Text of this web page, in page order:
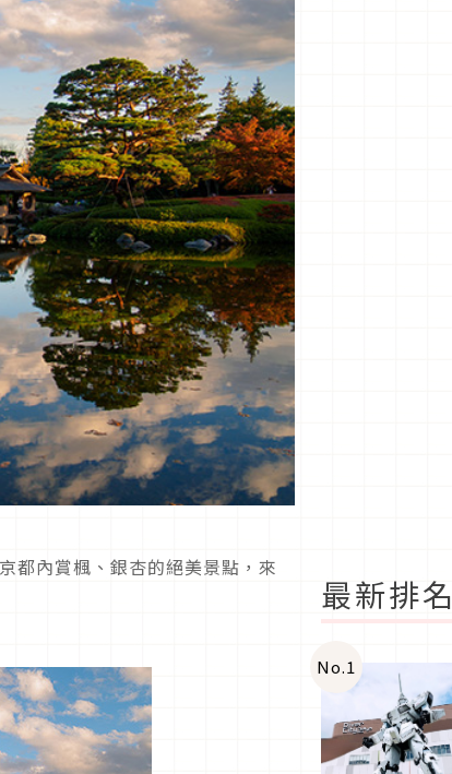
都內賞楓、銀杏的絕美景點，來
最新排名
No.1